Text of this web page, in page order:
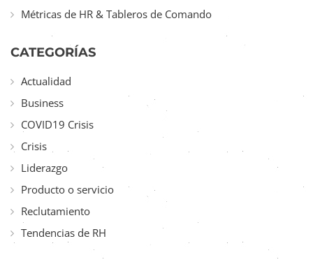
Métricas de HR & Tableros de Comando
CATEGORÍAS
Actualidad
Business
COVID19 Crisis
Crisis
Liderazgo
Producto o servicio
Reclutamiento
Tendencias de RH